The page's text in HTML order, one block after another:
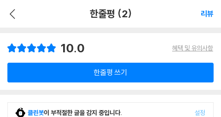
한줄평 (2) 리뷰
10.0 혜택 및 유의사항
한줄평 쓰기
클린봇이 부적절한 글을 감지 중입니다. 설정